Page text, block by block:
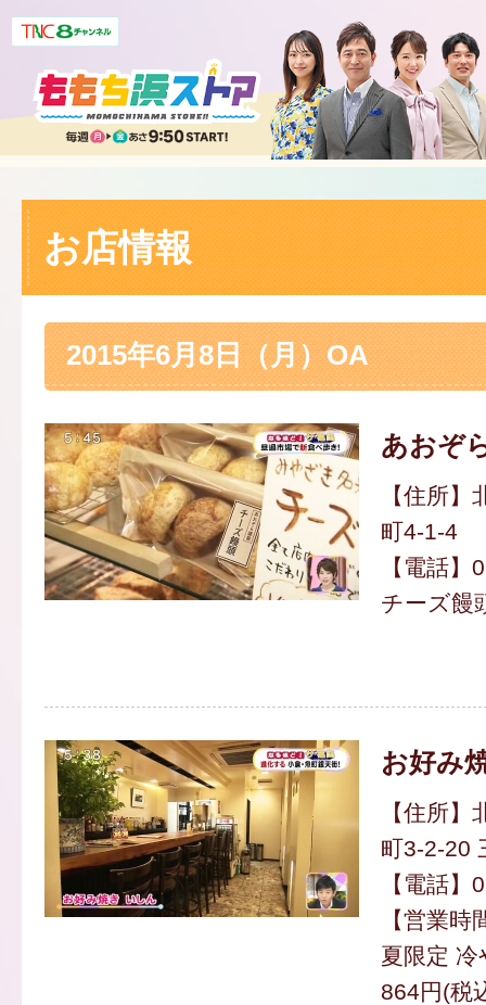
お店情報
2015年6月8日（月）OA
あおぞ
【住所
町4-1-4
【電話
チーズ饅
お好み
【住所
町3-2-20
【電話
【営業
夏限定
864円(税